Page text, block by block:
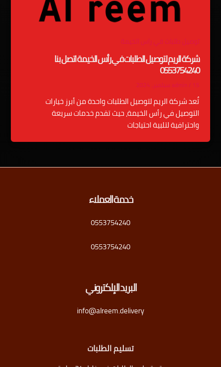
توصيل طلبات في راس الخيمة
شركة الريم لتوصيل الطلبات في رأس الخيمة اتصل بنا
0553754240
admin/ 15 سبتمبر، 2024
تُعد شركة الريم لتوصيل الطلبات واحدة من أبرز خيارات
التوصيل في رأس الخيمة، حيث تقدم خدمات سريعة
واحترافية لتلبية احتياجات
خدمة العملاء
0553754240
0553754240
البريد الإلكتروني
info@alreem.delivery
تسليم الطلبات